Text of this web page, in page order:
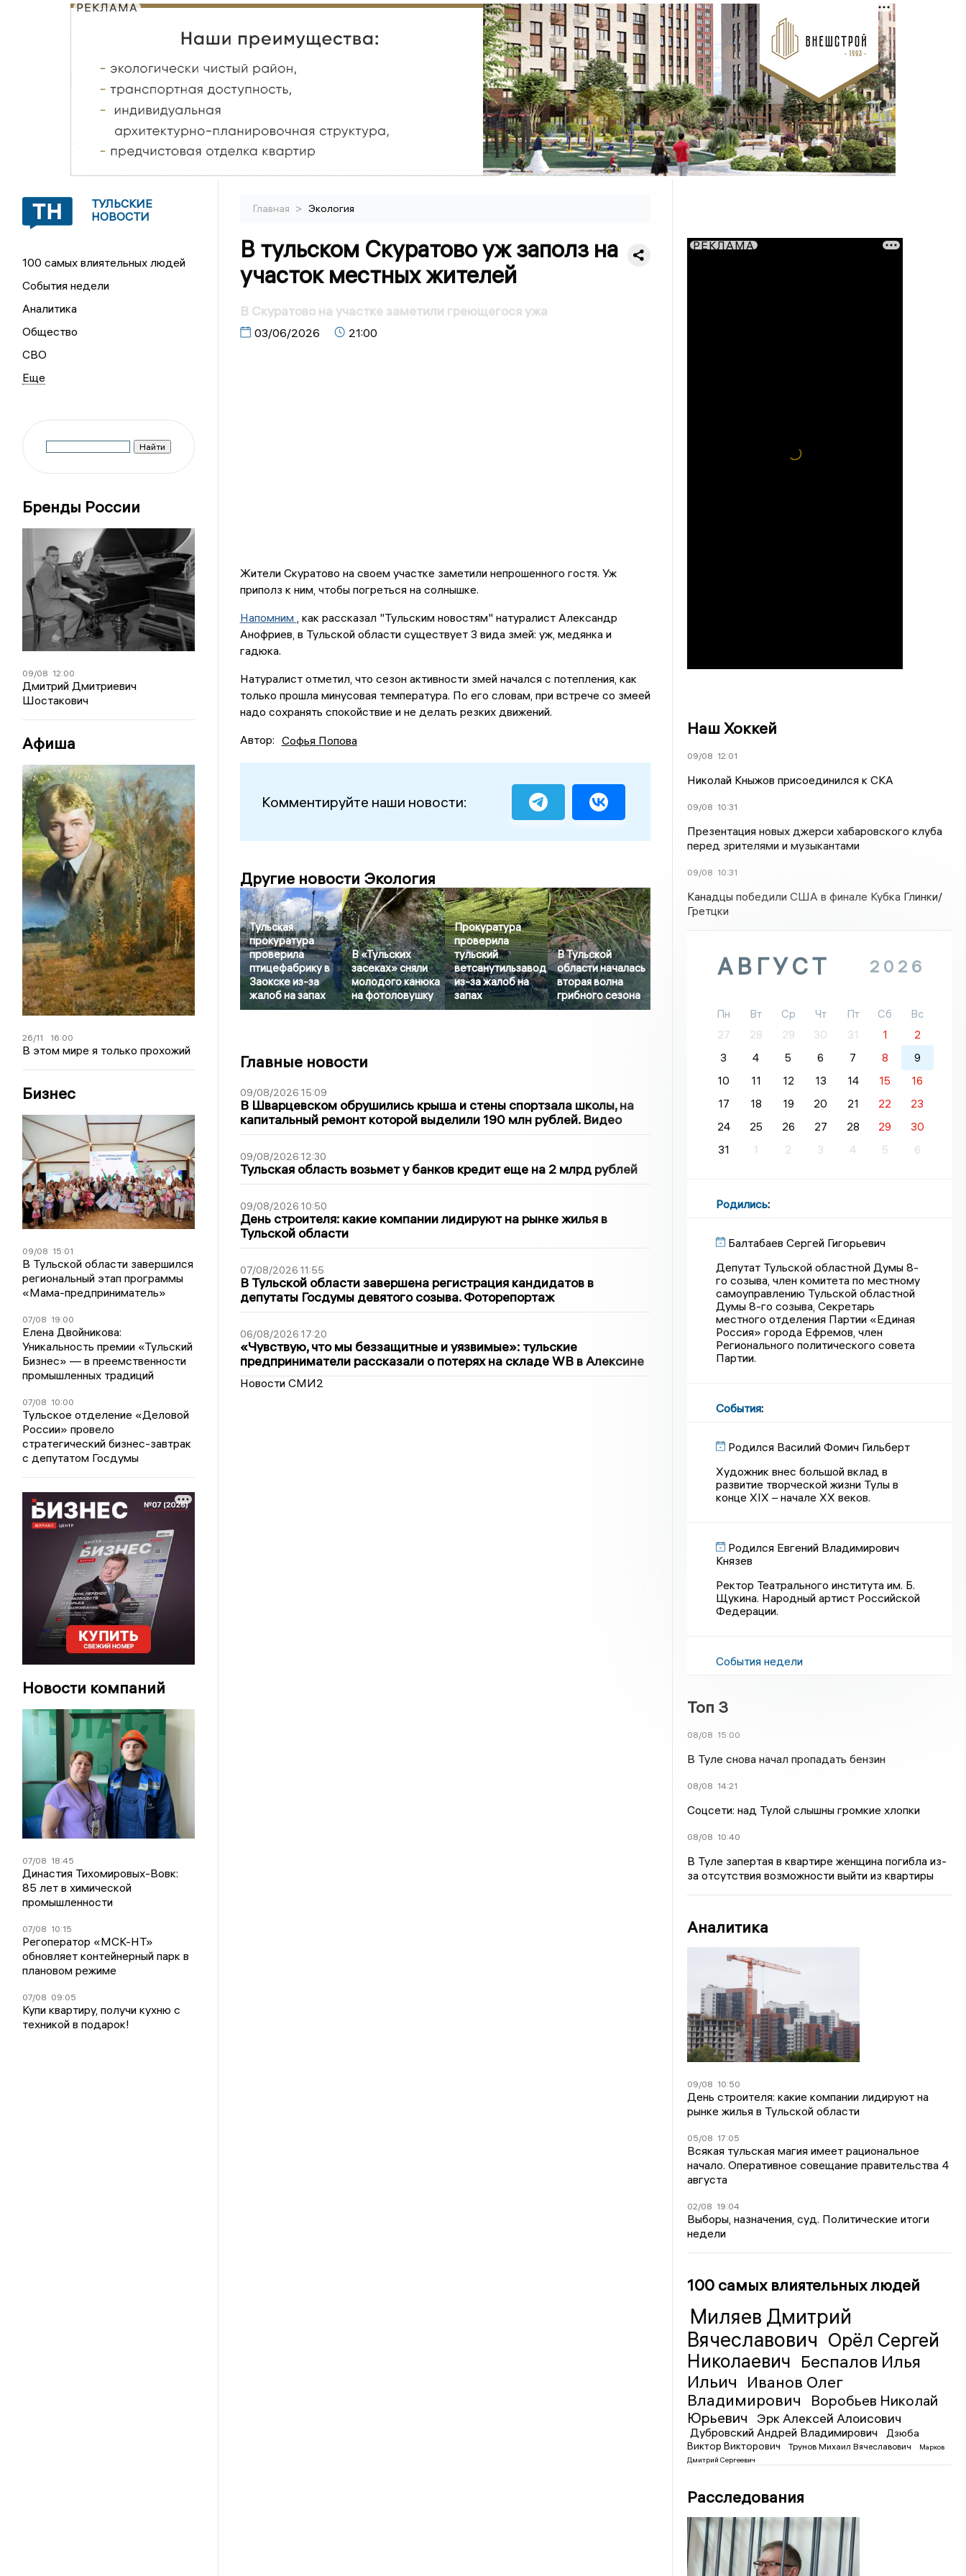
РЕКЛАМА
ТУЛЬСКИЕ
НОВОСТИ
100 самых влиятельных людей
События недели
Аналитика
Общество
СВО
Бренды России
09/08 12:00
Дмитрий Дмитриевич
Шостакович
Афиша
26/11 16:00
В этом мире я только прохожий
Бизнес
09/08 15:01
В Тульской области завершился
региональный этап программы
«Мама-предприниматель»
07/08 19:00
Елена Двойникова:
Уникальность премии «Тульский
Бизнес» — в преемственности
промышленных традиций
07/08 10:00
Тульское отделение «Деловой
России» провело
стратегический бизнес-завтрак
с депутатом Госдумы
Новости компаний
07/08 18:45
Династия Тихомировых-Вовк:
85 лет в химической
промышленности
07/08 10:15
Регоператор «МСК-НТ»
обновляет контейнерный парк в
плановом режиме
07/08 09:05
Купи квартиру, получи кухню с
техникой в подарок!
Главная > Экология
В тульском Скуратово уж заполз на
участок местных жителей
В Скуратово на участке заметили греющегося ужа
03/06/2026 21:00
Жители Скуратово на своем участке заметили непрошенного гостя. Уж
приполз к ним, чтобы погреться на солнышке.
Напомним , как рассказал "Тульским новостям" натуралист Александр
Анофриев, в Тульской области существует 3 вида змей: уж, медянка и
гадюка.
Натуралист отметил, что сезон активности змей начался с потепления, как
только прошла минусовая температура. По его словам, при встрече со змеей
надо сохранять спокойствие и не делать резких движений.
Автор: Софья Попова
Комментируйте наши новости:
Другие новости Экология
Тульская
прокуратура
проверила
птицефабрику в
Заокске из-за
жалоб на запах
В «Тульских
засеках» сняли
молодого канюка
на фотоловушку
Прокуратура
проверила
тульский
ветсанутильзавод
из-за жалоб на
запах
В Тульской
области началась
вторая волна
грибного сезона
Главные новости
09/08/2026 15:09
В Шварцевском обрушились крыша и стены спортзала школы, на
капитальный ремонт которой выделили 190 млн рублей. Видео
09/08/2026 12:30
Тульская область возьмет у банков кредит еще на 2 млрд рублей
09/08/2026 10:50
День строителя: какие компании лидируют на рынке жилья в
Тульской области
07/08/2026 11:55
В Тульской области завершена регистрация кандидатов в
депутаты Госдумы девятого созыва. Фоторепортаж
06/08/2026 17:20
«Чувствую, что мы беззащитные и уязвимые»: тульские
предприниматели рассказали о потерях на складе WB в Алексине
Новости СМИ2
РЕКЛАМА
Наш Хоккей
09/08 12:01
Николай Кныжов присоединился к СКА
09/08 10:31
Презентация новых джерси хабаровского клуба
перед зрителями и музыкантами
09/08 10:31
Канадцы победили США в финале Кубка Глинки/
Гретцки
АВГУСТ 2026
Пн Вт Ср Чт Пт Сб
Вс
27
28 29 30 31 1
2
3
4 5 6 7 8
9
10
11 12 13 14 15
16
17
18 19 20 21 22
23
24
25 26 27 28 29
30
31
1 2 3 4 5 6
Родились:
Балтабаев Сергей Гигорьевич
Депутат Тульской областной Думы 8-
го созыва, член комитета по местному
самоуправлению Тульской областной
Думы 8-го созыва, Секретарь
местного отделения Партии «Единая
Россия» города Ефремов, член
Регионального политического совета
Партии.
События:
Родился Василий Фомич Гильберт
Художник внес большой вклад в
развитие творческой жизни Тулы в
конце XIX – начале XX веков.
Родился Евгений Владимирович
Князев
Ректор Театрального института им. Б.
Щукина. Народный артист Российской
Федерации.
События недели
Топ 3
08/08 15:00
В Туле снова начал пропадать бензин
08/08 14:21
Соцсети: над Тулой слышны громкие хлопки
08/08 10:40
В Туле запертая в квартире женщина погибла из-
за отсутствия возможности выйти из квартиры
Аналитика
09/08 10:50
День строителя: какие компании лидируют на
рынке жилья в Тульской области
05/08 17:05
Всякая тульская магия имеет рациональное
начало. Оперативное совещание правительства 4
августа
02/08 19:04
Выборы, назначения, суд. Политические итоги
недели
100 самых влиятельных людей
Миляев Дмитрий
Вячеславович Орёл Сергей
Николаевич Беспалов Илья
Ильич
Иванов Олег
Владимирович
Воробьев Николай
Юрьевич
Эрк Алексей Алоисович
Дубровский Андрей Владимирович
Дзюба
Виктор Викторович
Трунов Михаил Вячеславович
Марков
Дмитрий Сергеевич
Расследования